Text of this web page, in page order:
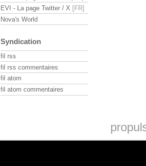
EVI - La page Twitter / X
Nova's World
Syndication
fil rss
fil rss commentaires
fil atom
fil atom commentaires